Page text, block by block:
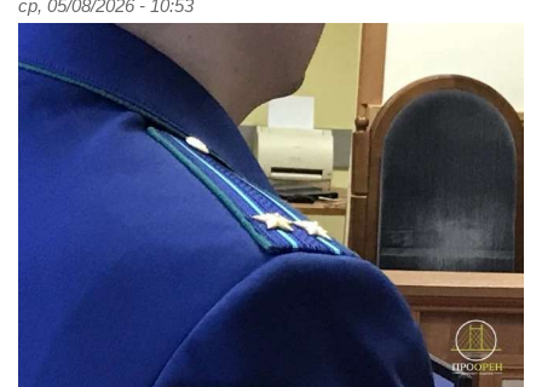
ср, 05/08/2026 - 10:53